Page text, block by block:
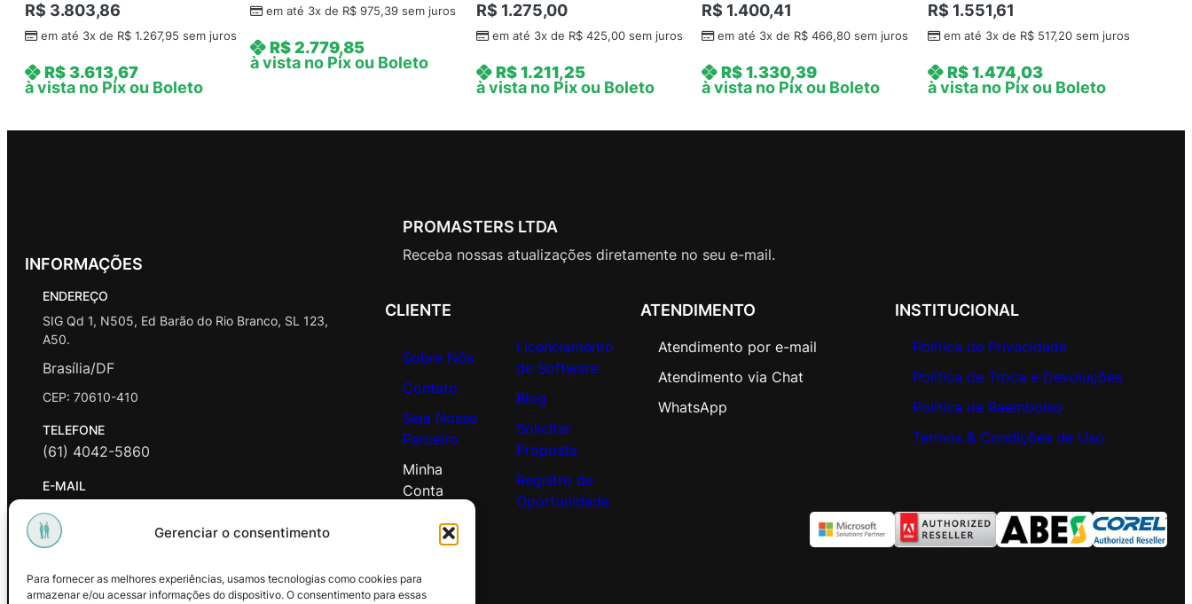
Gerenciar o consentimento
Para fornecer as melhores experiências, usamos tecnologias como cookies para
armazenar e/ou acessar informações do dispositivo. O consentimento para essas
R$ 3.803,86
em até 3x de R$ 1.267,95 sem juros
R$3.613,67
à vista no Pix ou Boleto
em até 3x de R$ 975,39 sem juros
R$2.779,85
à vista no Pix ou Boleto
R$ 1.275,00
em até 3x de R$425,00sem juros
R$1.211,25
à vista no Pix ou Boleto
R$ 1.400,41
em até 3x de R$ 466,80 sem juros
R$1.330,39
à vista no Pix ou Boleto
R$ 1.551,61
em até 3x de R$517,20sem juros
R$1.474,03
à vista no Pix ou Boleto
INFORMAÇÕES
ENDEREÇO
SIG Qd 1, N505, Ed Barão do Rio Branco, SL 123,
A50.
Brasília/DF
CEP: 70610-410
TELEFONE
(61) 4042-5860
E-MAIL
contato@promasters.net.br
HORÁRIO DE ATENDIMENTO
PROMASTERS LTDA
Receba nossas atualizações diretamente no seu e-mail.
CLIENTE
Sobre Nós
Contato
Seja Nosso
Parceiro
Minha
Conta
Licenciamento
de Software
Blog
Solicitar
Proposta
Registro de
Oportunidade
ATENDIMENTO
Atendimento por e-mail
Atendimento via Chat
WhatsApp
INSTITUCIONAL
Política de Privacidade
Política de Troca e Devoluções
Política de Reembolso
Termos & Condições de Uso